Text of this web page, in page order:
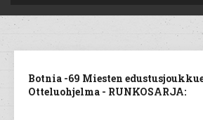
Botnia -69 Miesten
Otteluohjelma - RUNKOSARJA: